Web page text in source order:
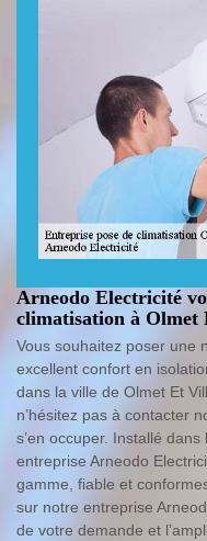
Arneodo Electricité
climatisation à Olmet
Vous souhaitez poser une
excellent confort en
dans la ville de Olmet Et
n’hésitez pas à contacter
s’en occuper. Installé
entreprise Arneodo
gamme, fiable et
sur notre entreprise
de votre demande et